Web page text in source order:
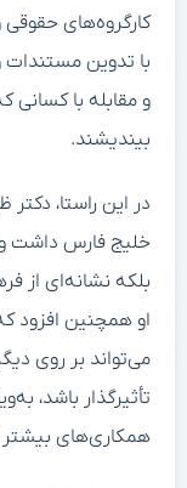
کارگروه‌های حقوقی
با تدوین
و مقابله با کسانی
بیندیشند.
در این راستا،
خلیج فارس داشت و
بلکه نشانه‌ای از
او همچنین افزود
می‌تواند بر روی
تأثیرگذار باشد،
همکاری‌های